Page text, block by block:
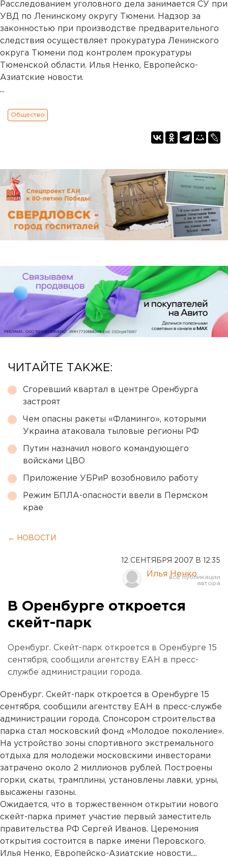
Расследованием уголовного дела занимается СУ при
УВД по Ленинскому округу Тюмени. Надзор за
законностью при производстве предварительного
следствия осуществляет прокуратура Ленинского
округа Тюмени под контролем прокуратуры
Тюменской области. Илья Ненко, Европейско-
Азиатские новости.
...
Общество
ЧИТАЙТЕ ТАКЖЕ:
Сгоревший квартал в центре Оренбурга
застроят
Чем опасны ракеты «Фламинго», которыми
Украина атаковала тыловые регионы РФ
Путин назначил нового командующего
войсками ЦВО
Приложение УБРиР возобновило работу
Режим БПЛА-опасности ввели в Пермском
крае
← НОВОСТИ
12 СЕНТЯБРЯ 2007 В 12:35
Илья Ненко
В Оренбурге откроется
скейт-парк
Оренбург. Скейт-парк откроется в Оренбурге 15
сентября, сообщили агентству ЕАН в пресс-
службе администрации города.
Оренбург. Скейт-парк откроется в Оренбурге 15
сентября, сообщили агентству ЕАН в пресс-службе
администрации города. Спонсором строительства
парка стал московский фонд «Молодое поколение».
На устройство зоны спортивного экстремального
отдыха для молодежи московскими инвесторами
затрачено около 2 миллионов рублей. Построены
горки, скаты, трамплины, установлены лавки, урны,
высажены газоны.
Ожидается, что в торжественном открытии нового
скейт-парка примет участие первый заместитель
правительства РФ Сергей Иванов. Церемония
открытия состоится в парке имени Перовского.
Илья Ненко, Европейско-Азиатские новости....